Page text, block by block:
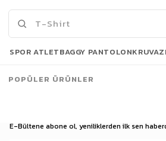
İNDİRİM
Son Bakılanlar
E-Bültene abone ol, yeniliklerden ilk sen
SPOR ATLETBAGGY PANTOLON
POPÜLER ÜRÜNLER